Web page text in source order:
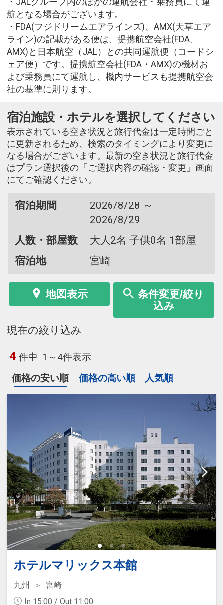
航となる場合がございます。
・FDA(フジドリームエアラインズ)、AMX(天草エア
ライン)の記載がある便は、提携航空会社(FDA、
AMX)と日本航空（JAL）との共同運航便（コードシ
ェア便）です。提携航空会社(FDA・AMX)の機材お
よび乗務員にて運航し、機内サービスも提携航空会
社の基準に則ります。
宿泊施設・ホテルを選択してください
表示されている空き状況と旅行代金は一定時間ごと
に更新されるため、検索のタイミングにより変更に
なる場合がございます。最新の空き状況と旅行代金
はプラン選択後の「ご選択内容の確認・変更」画面
にてご確認ください。
宿泊期間
2026/8/28 ～
2026/8/29
人数・部屋数
大人2名 子供0名 1部屋
宿泊地
宮崎
地図表示
条件変更/絞り
込み
現在の絞り込み
4 件中 1～4件表示
価格の安い順
価格の高い順 人気順
ホテルマリックス本館
九州
宮崎
In 15:00 / Out 11:00